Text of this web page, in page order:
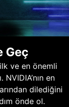
Geç
ve en önemli
en
dilediğini
önde ol.